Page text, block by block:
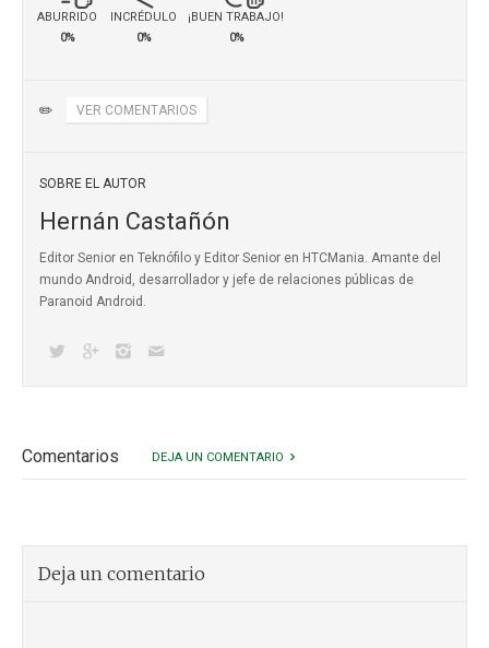
ABURRIDO
0%
INCRÉDULO
0%
¡BUEN TRABAJO!
0%
✏️ VER COMENTARIOS
SOBRE EL AUTOR
Hernán Castañón
Editor Senior en Teknófilo y Editor Senior en HTCMania. Amante del
mundo Android, desarrollador y jefe de relaciones públicas de
Paranoid Android.
Comentarios DEJA UN COMENTARIO
Deja un comentario